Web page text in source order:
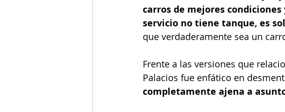
carros de mejores
servicio no tiene tanque, es
que verdaderamente sea un
Frente a las versiones que
Palacios fue enfático en
completamente ajena a